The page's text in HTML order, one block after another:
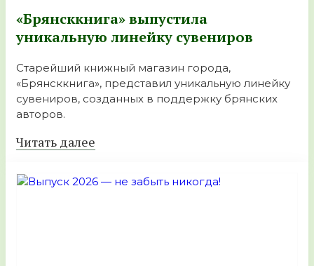
«Брянсккнига» выпустила
уникальную линейку сувениров
Старейший книжный магазин города,
«Брянсккнига», представил уникальную линейку
сувениров, созданных в поддержку брянских
авторов.
Читать далее